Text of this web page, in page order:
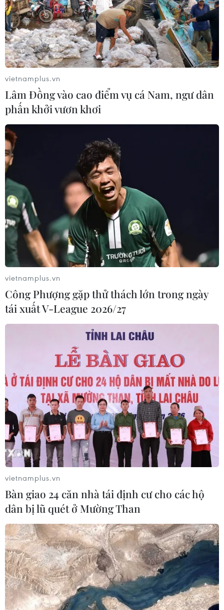
Nan giải ngăn chặn nạn in sách lậu - vấn
nạn ngày càng nhức nhối
01/05/2018 03:57
Những năm gần đây, dù cơ quan chức năng đưa ra
nhiều biện pháp đấu tranh, ngăn chặn xong sách lậu
vẫn đang là vấn nạn nhức nhối.
vietnamplus.vn
Lâm Đồng vào cao điểm vụ cá Nam, ngư dân
phấn khởi vươn khơi
vietnamplus.vn
Công Phượng gặp thử thách lớn trong ngày
tái xuất V-League 2026/27
vietnamplus.vn
Bàn giao 24 căn nhà tái định cư cho các hộ
dân bị lũ quét ở Mường Than